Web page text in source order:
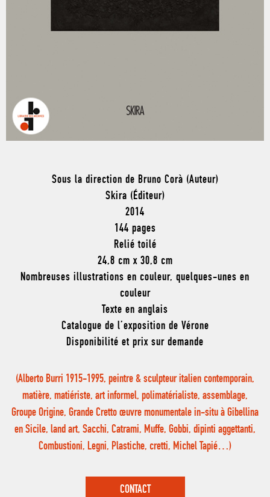
Sous la direction de Bruno Corà (Auteur)
Skira (Éditeur)
2014
144 pages
Relié toilé
24,8 cm x 30,8 cm
Nombreuses illustrations en couleur, quelques-unes en
couleur
Texte en anglais
Catalogue de l’exposition de Vérone
Disponibilité et prix sur demande
(Alberto Burri 1915-1995, peintre & sculpteur italien contemporain,
matière, matiériste, art informel, polimatérialiste, assemblage,
Groupe Origine, Grande Cretto œuvre monumentale in-situ à Gibellina
en Sicile, land art, Sacchi, Catrami, Muffe, Gobbi, dipinti aggettanti,
Combustioni, Legni, Plastiche, cretti, Michel Tapié…)
CONTACT